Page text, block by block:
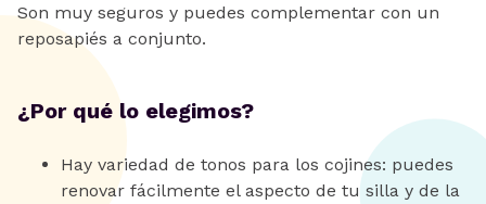
Son muy seguros y puedes complementar con un
reposapiés a conjunto.
¿Por qué lo elegimos?
Hay variedad de tonos para los cojines: puedes
renovar fácilmente el aspecto de tu silla y de la